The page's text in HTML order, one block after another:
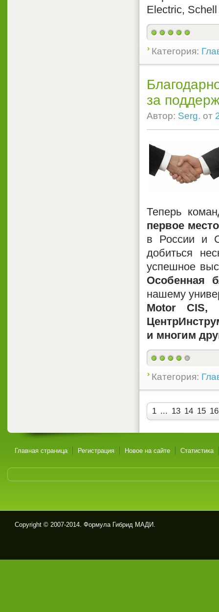
Electric,
Категория:
за
Автор: Serg. от
Теперь
первое место
в России и
добиться
успешное
Особенная
нашему
Motor CIS,
и многим
Категория:
1 ... 13 14 15 16
Главная страница Регистрация Новое на сайте Статистика
Copyright © 2007-2014. Формула Гибрид МАДИ.